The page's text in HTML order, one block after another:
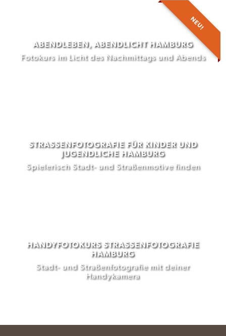
ABENDLEBEN, ABENDLICHT HAMBURG
Fotokurs im Licht des Nachmittags und Abends
NEU!
STRASSENFOTOGRAFIE FÜR KINDER UND J
UGENDLICHE HAMBURG
Spielerisch Stadt- und Straßenmotive finden
HANDYFOTOKURS STRASSENFOTOGRAFIE H
AMBURG
Stadt- und Straßenfotografie mit deiner
Handykamera